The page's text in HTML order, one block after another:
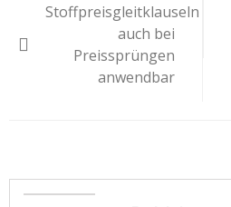
Stoffpreisgleitklauseln
auch bei
Preissprüngen
anwendbar